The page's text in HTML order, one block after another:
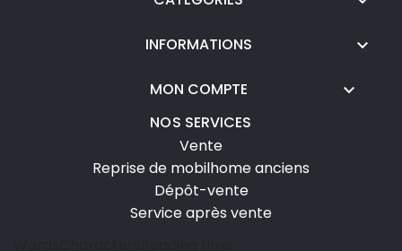
INFORMATIONS 
MON COMPTE 
NOS SERVICES
Vente
Reprise de mobilhome anciens
Dépôt-vente
Service après vente